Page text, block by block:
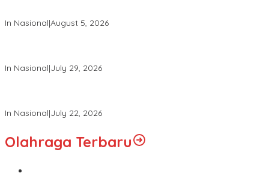
In Nasional|August 5, 2026
In Nasional|July 29, 2026
In Nasional|July 22, 2026
Olahraga Terbaru